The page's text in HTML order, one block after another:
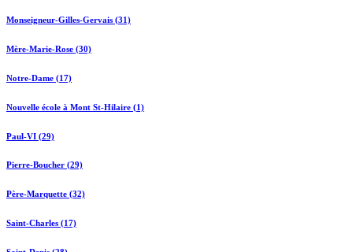
Monseigneur-Gilles-Gervais (31)
Mère-Marie-Rose (30)
Notre-Dame (17)
Nouvelle école à Mont St-Hilaire (1)
Paul-VI (29)
Pierre-Boucher (29)
Père-Marquette (32)
Saint-Charles (17)